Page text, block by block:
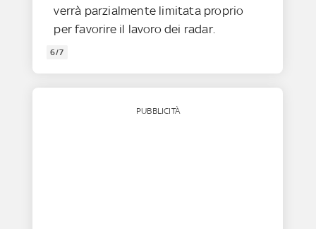
verrà parzialmente limitata proprio
per favorire il lavoro dei radar.
6/7
PUBBLICITÀ